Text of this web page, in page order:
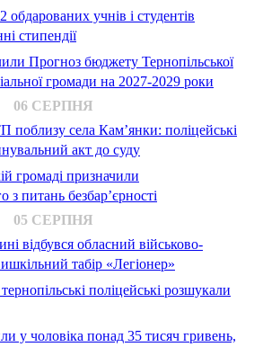
обдарованих учнів і студентів
стипендії
Прогноз бюджету Тернопільської
громади на 2027-2029 роки
06 СЕРПНЯ
поблизу села Кам’янки: поліцейські
акт до суду
громаді призначили
з питань безбар’єрності
05 СЕРПНЯ
відбувся обласний військово-
табір «Легіонер»
поліцейські розшукали
у чоловіка понад 35 тисяч гривень,